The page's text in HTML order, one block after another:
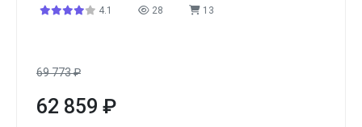
4.1 28 13
69 773₽
62 859 ₽